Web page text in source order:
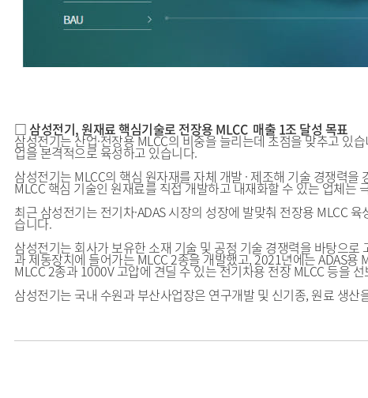
□ 삼성전기, 원재료 핵심기술로 전장용 MLCC 매출 1조 달성 목표
삼성전기는 산업·전장용 MLCC의 비중을 늘리는데 초점을 맞추고 있
업을 본격적으로 육성하고 있습니다.
삼성전기는 MLCC의 핵심 원자재를 자체 개발 · 제조해 기술 경쟁력을
MLCC 핵심 기술인 원재료를 직접 개발하고 내재화할 수 있는 업체
최근 삼성전기는 전기차·ADAS 시장의 성장에 발맞춰 전장용 MLCC
습니다.
삼성전기는 회사가 보유한 소재 기술 및 공정 기술 경쟁력을 바탕으
과 제동장치에 들어가는 MLCC 2종을 개발했고, 2021년에는 ADAS
MLCC 2종과 1000V 고압에 견딜 수 있는 전기차용 전장 MLCC 등을
삼성전기는 국내 수원과 부산사업장은 연구개발 및 신기종, 원료 생